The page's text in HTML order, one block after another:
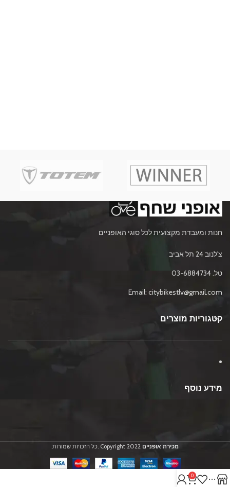
חנות ומעבדת מקצועית לכל סוגי האופניים
צ'לנוב 24 תל אביב
טל. 03-6884734
Email: citybikestlv@gmail.com
קטגוריות מוצרים
מידע נוסף
מכירת אופניים 2022 Copyright .כל הזכויות שמורות.
0